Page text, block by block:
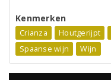
Kenmerken
Crianza Houtgerijpt
Spaanse wijn
Wijn